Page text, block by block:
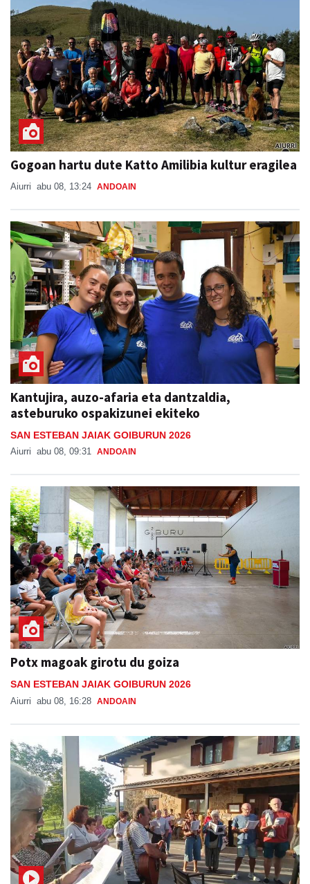
Gogoan hartu dute Katto Amilibia kultur eragilea
Aiurri abu 08, 13:24 ANDOAIN
Kantujira, auzo-afaria eta dantzaldia,
asteburuko ospakizunei ekiteko
SAN ESTEBAN JAIAK GOIBURUN 2026
Aiurri abu 08, 09:31 ANDOAIN
Potx magoak girotu du goiza
SAN ESTEBAN JAIAK GOIBURUN 2026
Aiurri abu 08, 16:28 ANDOAIN